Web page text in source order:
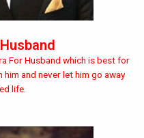
For Husband which is best for
and never let him go away
life.